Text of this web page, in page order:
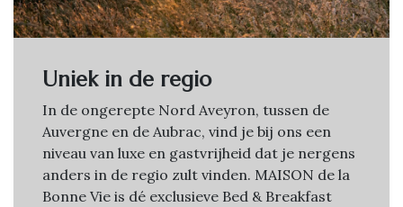
Uniek in de regio
In de ongerepte Nord Aveyron, tussen de
Auvergne en de Aubrac, vind je bij ons een
niveau van luxe en gastvrijheid dat je nergens
anders in de regio zult vinden. MAISON de la
Bonne Vie is dé exclusieve Bed & Breakfast